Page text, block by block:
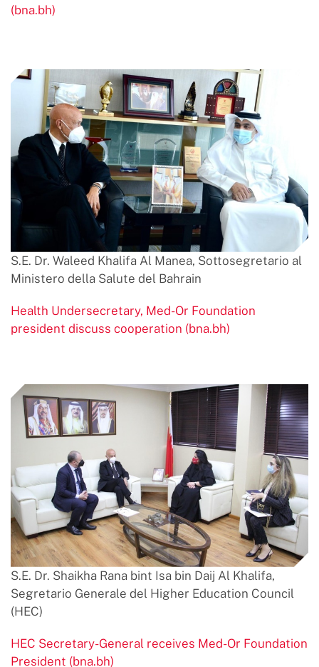
(bna.bh)
S.E. Dr. Waleed Khalifa Al Manea, Sottosegretario al
Ministero della Salute del Bahrain
Health Undersecretary, Med-Or Foundation
president discuss cooperation (bna.bh)
S.E. Dr. Shaikha Rana bint Isa bin Daij Al Khalifa,
Segretario Generale del Higher Education Council
(HEC)
HEC Secretary-General receives Med-Or Foundation
President (bna.bh)